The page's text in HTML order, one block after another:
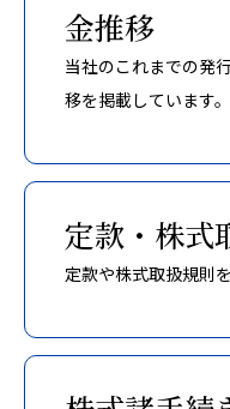
金推移
当社のこれまでの発
移を掲載しています。
定款・株式
定款や株式取扱規則